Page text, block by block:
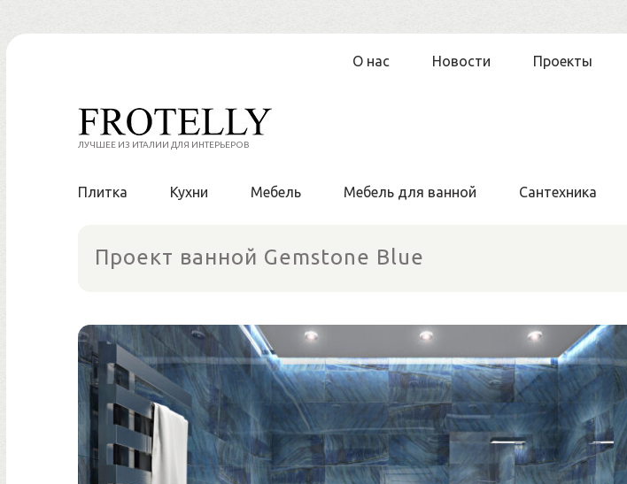
Перейти
О нас Новости Проекты
ЛУЧШЕЕ ИЗ ИТАЛИИ ДЛЯ ИНТЕРЬЕРОВ
Плитка Кухни Мебель Мебель для ванной Сантехника
Проект ванной Gemstone Blue